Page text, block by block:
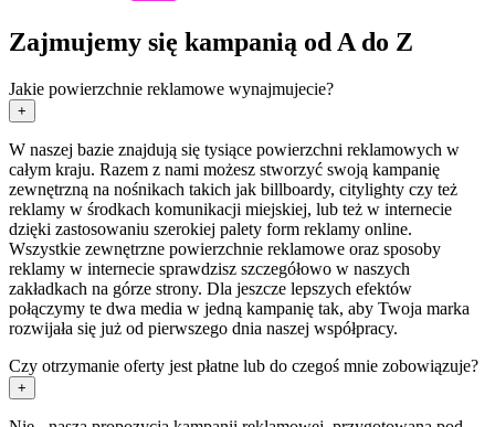
Zajmujemy się kampanią od A do Z
Jakie powierzchnie reklamowe wynajmujecie?
+
W naszej bazie znajdują się tysiące powierzchni reklamowych w
całym kraju. Razem z nami możesz stworzyć swoją kampanię
zewnętrzną na nośnikach takich jak billboardy, citylighty czy też
reklamy w środkach komunikacji miejskiej, lub też w internecie
dzięki zastosowaniu szerokiej palety form reklamy online.
Wszystkie zewnętrzne powierzchnie reklamowe oraz sposoby
reklamy w internecie sprawdzisz szczegółowo w naszych
zakładkach na górze strony. Dla jeszcze lepszych efektów
połączymy te dwa media w jedną kampanię tak, aby Twoja marka
rozwijała się już od pierwszego dnia naszej współpracy.
Czy otrzymanie oferty jest płatne lub do czegoś mnie zobowiązuje?
+